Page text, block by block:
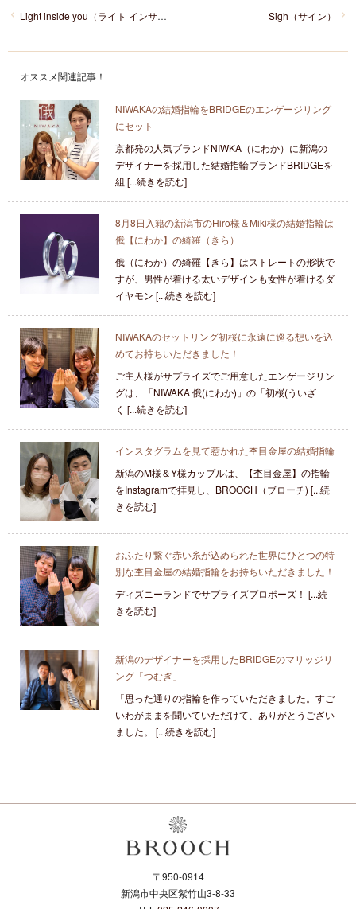
Sigh（サイン）
Light inside you（ライト インサイド ユー）
オススメ関連記事！
NIWAKAの結婚指輪をBRIDGEのエンゲージリング
にセット
京都発の人気ブランドNIWKA（にわか）に新潟の
デザイナーを採用した結婚指輪ブランドBRIDGEを
組 [...続きを読む]
8月8日入籍の新潟市のHiro様＆Miki様の結婚指輪は
俄【にわか】の綺羅（きら）
俄（にわか）の綺羅【きら】はストレートの形状で
すが、男性が着ける太いデザインも女性が着けるダ
イヤモン [...続きを読む]
NIWAKAのセットリング初桜に永遠に巡る想いを込
めてお持ちいただきました！
ご主人様がサプライズでご用意したエンゲージリン
グは、「NIWAKA 俄(にわか)」の「初桜(ういざ
く [...続きを読む]
インスタグラムを見て惹かれた杢目金屋の結婚指輪
新潟のM様＆Y様カップルは、【杢目金屋】の指輪
をInstagramで拝見し、BROOCH（ブローチ) [...続
きを読む]
おふたり繋ぐ赤い糸が込められた世界にひとつの特
別な杢目金屋の結婚指輪をお持ちいただきました！
ディズニーランドでサプライズプロポーズ！ [...続
きを読む]
新潟のデザイナーを採用したBRIDGEのマリッジリ
ング「つむぎ」
「思った通りの指輪を作っていただきました。すご
いわがままを聞いていただけて、ありがとうござい
ました。 [...続きを読む]
〒950-0914
新潟市中央区紫竹山3-8-33